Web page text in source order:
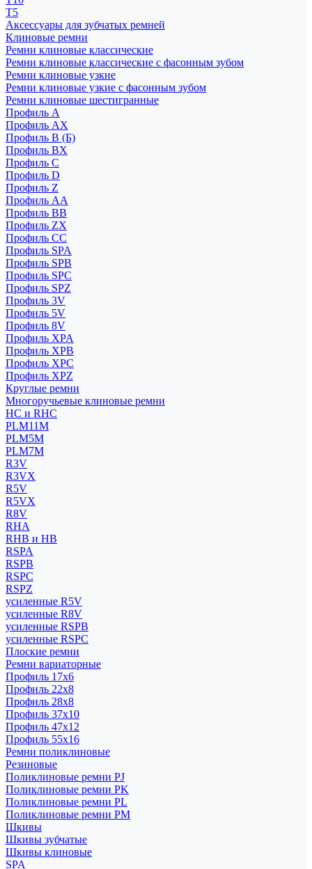
T5
Аксессуары для зубчатых ремней
Клиновые ремни
Ремни клиновые классические
Ремни клиновые классические с фасонным зубом
Ремни клиновые узкие
Ремни клиновые узкие с фасонным зубом
Ремни клиновые шестигранные
Профиль A
Профиль AX
Профиль B (Б)
Профиль BX
Профиль C
Профиль D
Профиль Z
Профиль АА
Профиль BB
Профиль ZX
Профиль CC
Профиль SPA
Профиль SPB
Профиль SPC
Профиль SPZ
Профиль 3V
Профиль 5V
Профиль 8V
Профиль XPA
Профиль XPB
Профиль XPC
Профиль XPZ
Круглые ремни
Многоручьевые клиновые ремни
HC и RHC
PLM11M
PLM5M
PLM7M
R3V
R3VX
R5V
R5VX
R8V
RHA
RHB и HB
RSPA
RSPB
RSPC
RSPZ
усиленные R5V
усиленные R8V
усиленные RSPB
усиленные RSPC
Плоские ремни
Ремни вариаторные
Профиль 17x6
Профиль 22x8
Профиль 28x8
Профиль 37x10
Профиль 47x12
Профиль 55x16
Ремни поликлиновые
Резиновые
Поликлиновые ремни PJ
Поликлиновые ремни PK
Поликлиновые ремни PL
Поликлиновые ремни PM
Шкивы
Шкивы зубчатые
Шкивы клиновые
SPA